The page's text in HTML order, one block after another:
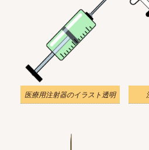
医療用注射器のイラスト透明